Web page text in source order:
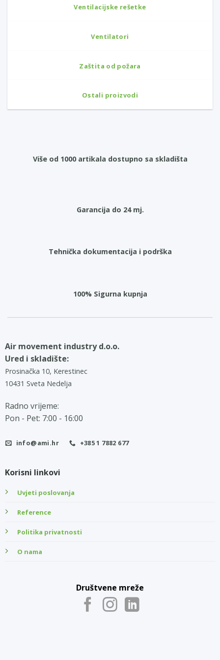
Ventilacijske rešetke
Ventilatori
Zaštita od požara
Ostali proizvodi
Više od 1000 artikala dostupno sa skladišta
Garancija do 24 mj.
Tehnička dokumentacija i podrška
100% Sigurna kupnja
Air movement industry d.o.o.
Ured i skladište:
Prosinačka 10, Kerestinec
10431 Sveta Nedelja
Radno vrijeme:
Pon - Pet: 7:00 - 16:00
info@ami.hr +385 1 7882 677
Korisni linkovi
Uvjeti poslovanja
Reference
Politika privatnosti
O nama
Društvene mreže